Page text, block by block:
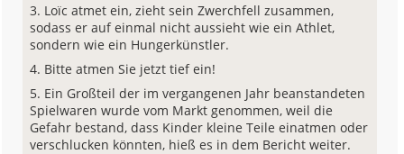
Loïc atmet ein, zieht sein Zwerchfell zusammen,
sodass er auf einmal nicht aussieht wie ein Athlet,
sondern wie ein Hungerkünstler.
Bitte atmen Sie jetzt tief ein!
Ein Großteil der im vergangenen Jahr beanstandeten
Spielwaren wurde vom Markt genommen, weil die
Gefahr bestand, dass Kinder kleine Teile einatmen oder
verschlucken könnten, hieß es in dem Bericht weiter.